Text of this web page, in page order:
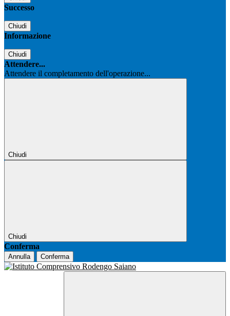
Successo
Chiudi
Informazione
Chiudi
Attendere...
Attendere il completamento dell'operazione...
Chiudi
Chiudi
Conferma
Annulla Conferma